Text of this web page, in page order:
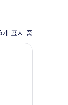
개 표시 중
| 저자극성 침구, 오리/